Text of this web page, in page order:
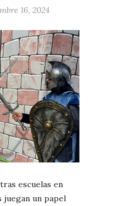
16, 2024
escuelas en
juegan un papel